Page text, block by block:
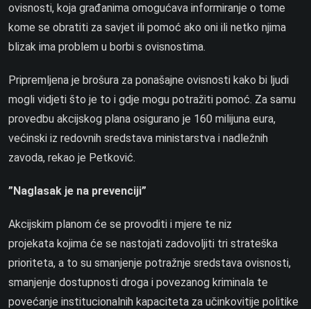
ovisnosti, koja građanima omogućava informiranje o tome
kome se obratiti za savjet ili pomoć ako oni ili netko njima
blizak ima problem u borbi s ovisnostima.
Pripremljena je brošura za ponašajne ovisnosti kako bi ljudi
mogli vidjeti što je to i gdje mogu potražiti pomoć. Za samu
provedbu akcijskog plana osigurano je 160 milijuna eura,
većinski iz redovnih sredstava ministarstva i nadležnih
zavoda, rekao je Petković.
”Naglasak je na prevenciji”
Akcijskim planom će se provoditi i mjere te niz
projekata kojima će se nastojati zadovoljiti tri strateška
prioriteta, a to su smanjenje potražnje sredstava ovisnosti,
smanjenje dostupnosti droga i povezanog kriminala te
povećanje institucionalnih kapaciteta za učinkovitije politike